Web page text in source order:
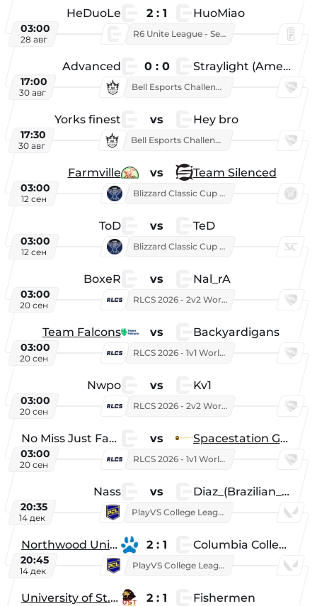
HeDuoLe 2 : 1 HuoMiao
03:00
28 авг
R6 Unite League - Season 1
Advanced 0 : 0 Straylight (American team)
17:00
30 авг
Bell Esports Challenge 2026
Yorks finest vs Hey bro
17:30
30 авг
Bell Esports Challenge 2026
Farmville vs Team Silenced
03:00
12 сен
Blizzard Classic Cup 2026
ToD vs TeD
03:00
12 сен
Blizzard Classic Cup 2026
BoxeR vs Nal_rA
03:00
20 сен
RLCS 2026 - 2v2 World Championship
Team Falcons vs Backyardigans
03:00
20 сен
RLCS 2026 - 1v1 World Championship
Nwpo vs Kv1
03:00
20 сен
RLCS 2026 - 2v2 World Championship
No Miss Just Fake vs Spacestation Gaming
03:00
20 сен
RLCS 2026 - 1v1 World Championship
Nass vs Diaz_(Brazilian_Player)
20:35
14 дек
PlayVS College League 2025: Fall
Northwood University 2 : 1 Columbia College
20:45
14 дек
PlayVS College League 2025: Fall
University of St. Thomas 2 : 1 Fishermen